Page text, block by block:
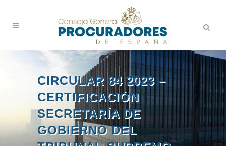
CIRCULAR 84 2023 –
CERTIFICACIÓN
SECRETARÍA DE
GOBIERNO DEL